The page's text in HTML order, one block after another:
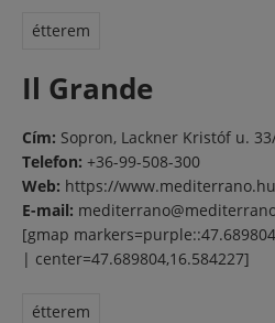
étterem
Il Grande
Cím: Sopron, Lackner Kristóf u.
Telefon: +36-99-508-300
Web: https://www.mediterrano.hu
E-mail:
[gmap
| center=47.689804,16.584227]
étterem